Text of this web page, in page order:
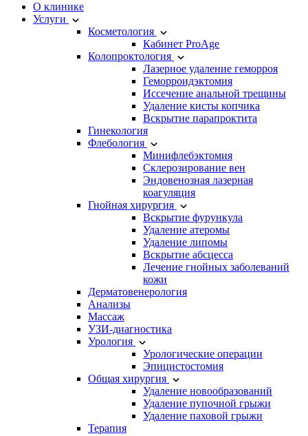
О клинике
Услуги
Косметология
Кабинет ProAge
Колопроктология
Лазерное удаление геморроя
Геморроидэктомия
Иссечение анальной трещины
Удаление кисты копчика
Вскрытие парапроктита
Гинекология
Флебология
Минифлебэктомия
Склерозирование вен
Эндовенозная лазерная
коагуляция
Гнойная хирургия
Вскрытие фурункула
Удаление атеромы
Удаление липомы
Вскрытие абсцесса
Лечение гнойных заболеваний
кожи
Дерматовенерология
Анализы
Массаж
УЗИ-диагностика
Урология
Урологические операции
Эпицистостомия
Общая хирургия
Удаление новообразований
Удаление пупочной грыжи
Удаление паховой грыжи
Терапия